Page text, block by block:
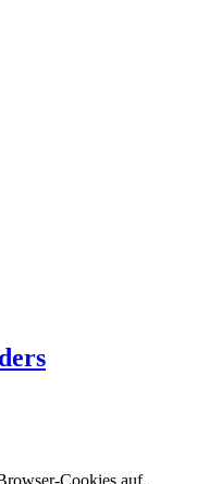
Cookies auf.